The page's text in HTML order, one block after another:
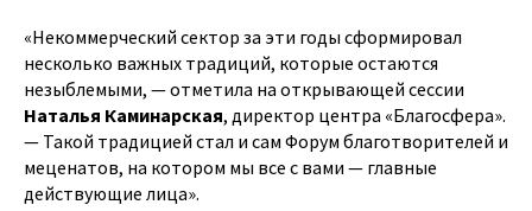
«Некоммерческий сектор за эти годы сформировал
несколько важных традиций, которые остаются
незыблемыми, — отметила на открывающей сессии
Наталья Каминарская, директор центра «Благосфера».
— Такой традицией стал и сам Форум благотворителей и
меценатов, на котором мы все с вами — главные
действующие лица».